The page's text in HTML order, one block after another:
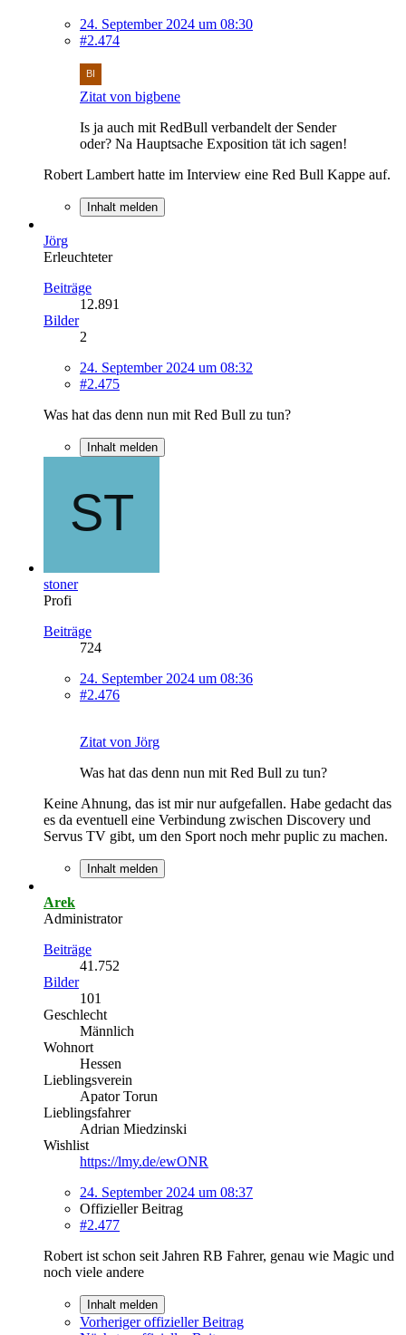
24. September 2024 um 08:30
#2.474
Zitat von bigbene
Is ja auch mit RedBull verbandelt der Sender
oder? Na Hauptsache Exposition tät ich sagen!
Robert Lambert hatte im Interview eine Red Bull Kappe auf.
Inhalt melden
Jörg
Erleuchteter
Beiträge
12.891
Bilder
2
24. September 2024 um 08:32
#2.475
Was hat das denn nun mit Red Bull zu tun?
Inhalt melden
stoner
Profi
Beiträge
724
24. September 2024 um 08:36
#2.476
Zitat von Jörg
Was hat das denn nun mit Red Bull zu tun?
Keine Ahnung, das ist mir nur aufgefallen. Habe gedacht das
es da eventuell eine Verbindung zwischen Discovery und
Servus TV gibt, um den Sport noch mehr puplic zu machen.
Inhalt melden
Arek
Administrator
Beiträge
41.752
Bilder
101
Geschlecht
Männlich
Wohnort
Hessen
Lieblingsverein
Apator Torun
Lieblingsfahrer
Adrian Miedzinski
Wishlist
https://lmy.de/ewONR
24. September 2024 um 08:37
Offizieller Beitrag
#2.477
Robert ist schon seit Jahren RB Fahrer, genau wie Magic und
noch viele andere
Inhalt melden
Vorheriger offizieller Beitrag